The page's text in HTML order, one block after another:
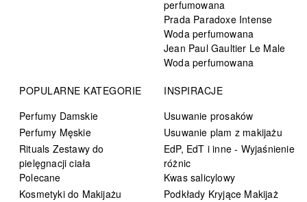
perfumowana
Prada Paradoxe Intense
Woda perfumowana
Jean Paul Gaultier Le Male
Woda perfumowana
POPULARNE KATEGORIE
Perfumy Damskie
Perfumy Męskie
Rituals Zestawy do
pielęgnacji ciała
Polecane
Kosmetyki do Makijażu
INSPIRACJE
Usuwanie prosaków
Usuwanie plam z makijażu
EdP, EdT i inne - Wyjaśnienie
różnic
Kwas salicylowy
Podkłady Kryjące Makijaż